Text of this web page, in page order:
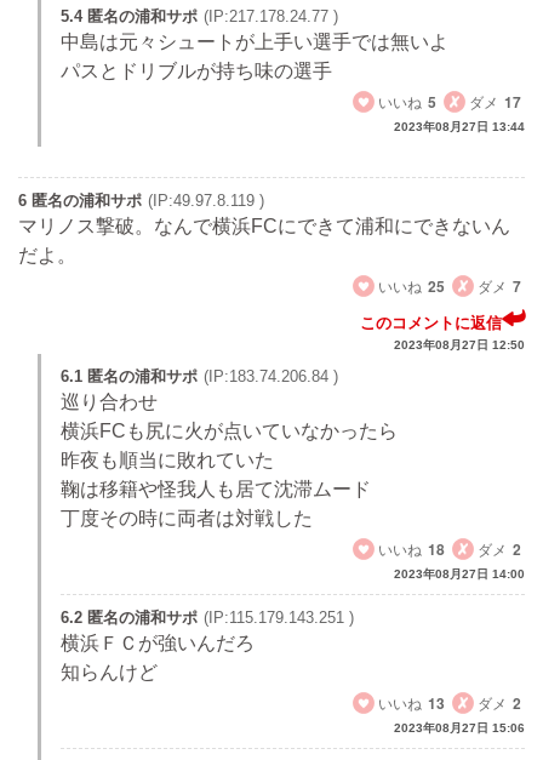
5.4 匿名の浦和サポ (IP:217.178.24.77 )
中島は元々シュートが上手い選手では無いよ
パスとドリブルが持ち味の選手
いいね 5 ダメ 17
2023年08月27日 13:44
6 匿名の浦和サポ (IP:49.97.8.119 )
マリノス撃破。なんで横浜FCにできて浦和にできないん
だよ。
いいね 25 ダメ 7
このコメントに返信
2023年08月27日 12:50
6.1 匿名の浦和サポ (IP:183.74.206.84 )
巡り合わせ
横浜FCも尻に火が点いていなかったら
昨夜も順当に敗れていた
鞠は移籍や怪我人も居て沈滞ムード
丁度その時に両者は対戦した
いいね 18 ダメ 2
2023年08月27日 14:00
6.2 匿名の浦和サポ (IP:115.179.143.251 )
横浜ＦＣが強いんだろ
知らんけど
いいね 13 ダメ 2
2023年08月27日 15:06